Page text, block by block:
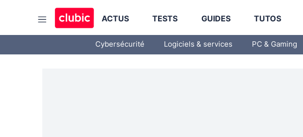
ACTUS TESTS GUIDES TUTOS
Cybersécurité Logiciels & services PC & Gaming